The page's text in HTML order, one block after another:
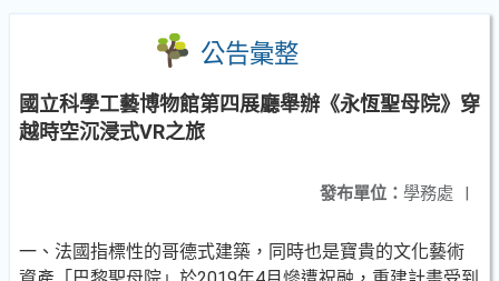
公告彙整
國立科學工藝博物館第四展廳舉辦《永恆聖母院》穿
越時空沉浸式VR之旅
發布單位： 學務處 |
一、法國指標性的哥德式建築，同時也是寶貴的文化藝術